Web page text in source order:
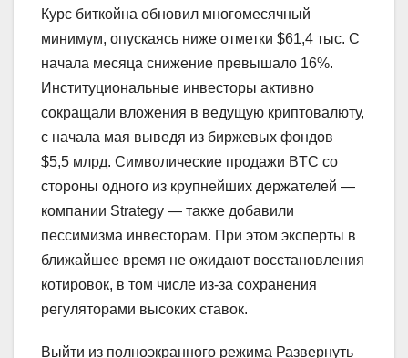
Курс биткойна обновил многомесячный
минимум, опускаясь ниже отметки $61,4 тыс. С
начала месяца снижение превышало 16%.
Институциональные инвесторы активно
сокращали вложения в ведущую криптовалюту,
с начала мая выведя из биржевых фондов
$5,5 млрд. Символические продажи BTC со
стороны одного из крупнейших держателей —
компании Strategy — также добавили
пессимизма инвесторам. При этом эксперты в
ближайшее время не ожидают восстановления
котировок, в том числе из-за сохранения
регуляторами высоких ставок.
Выйти из полноэкранного режима Развернуть